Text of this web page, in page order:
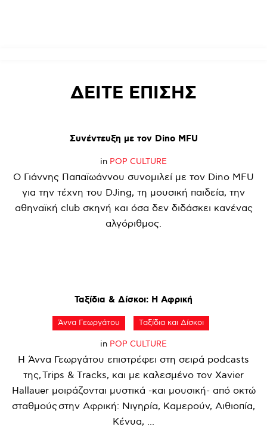
ΔΕΙΤΕ ΕΠΙΣΗΣ
Συνέντευξη με τον Dino MFU
in POP CULTURE
Ο Γιάννης Παπαϊωάννου συνομιλεί με τον Dino MFU
για την τέχνη του DJing, τη μουσική παιδεία, την
αθηναϊκή club σκηνή και όσα δεν διδάσκει κανένας
αλγόριθμος.
Ταξίδια & Δίσκοι: Η Αφρική
Άννα Γεωργάτου Ταξίδια και Δίσκοι
in POP CULTURE
Η Άννα Γεωργάτου επιστρέφει στη σειρά podcasts
της, Trips & Tracks, και με καλεσμένο τον Xavier
Hallauer μοιράζονται μυστικά -και μουσική- από οκτώ
σταθμούς στην Αφρική: Νιγηρία, Καμερούν, Αιθιοπία,
Κένυα, ...